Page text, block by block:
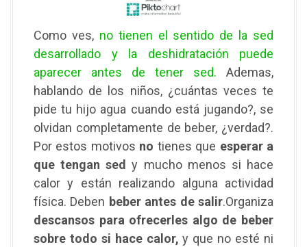
Como ves, no tienen el sentido de la sed
desarrollado y la deshidratación puede
aparecer antes de tener sed. Ademas,
hablando de los niños, ¿cuántas veces te
pide tu hijo agua cuando está jugando?, se
olvidan completamente de beber, ¿verdad?.
Por estos motivos no tienes que esperar a
que tengan sed y mucho menos si hace
calor y están realizando alguna actividad
física. Deben beber antes de salir.Organiza
descansos para ofrecerles algo de beber
sobre todo si hace calor, y que no esté ni